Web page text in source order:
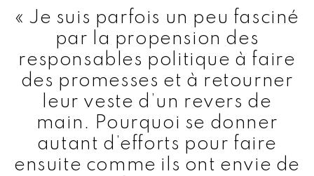
« Je suis parfois un peu fasciné
par la propension des
responsables politique à faire
des promesses et à retourner
leur veste d’un revers de
main. Pourquoi se donner
autant d’efforts pour faire
ensuite comme ils ont envie de